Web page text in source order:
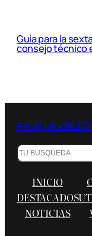
Guía para la
consejo técnico
Buscar
INICIO
DESTACADOS
NOTICIAS